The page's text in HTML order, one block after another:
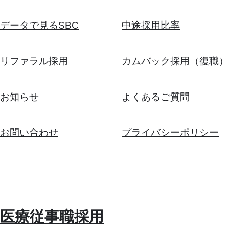
データで見るSBC 中途採用比率
リファラル採用 カムバック採用（復職）
お知らせ よくあるご質問
お問い合わせ プライバシーポリシー
医療従事職採用